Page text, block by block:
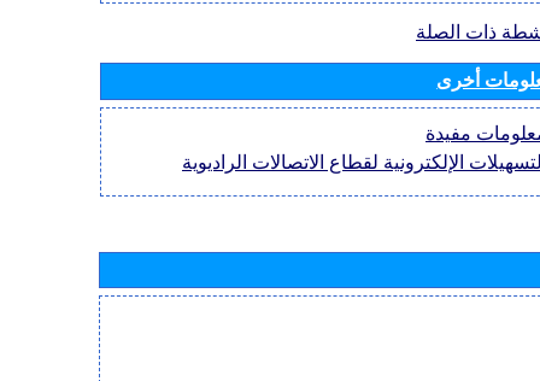
ذات الصلة
أخرى
مفيدة
الإلكترونية لقطاع الاتصالات الراديوية